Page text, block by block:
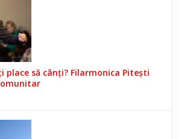
place să cânți? Filarmonica Pitești